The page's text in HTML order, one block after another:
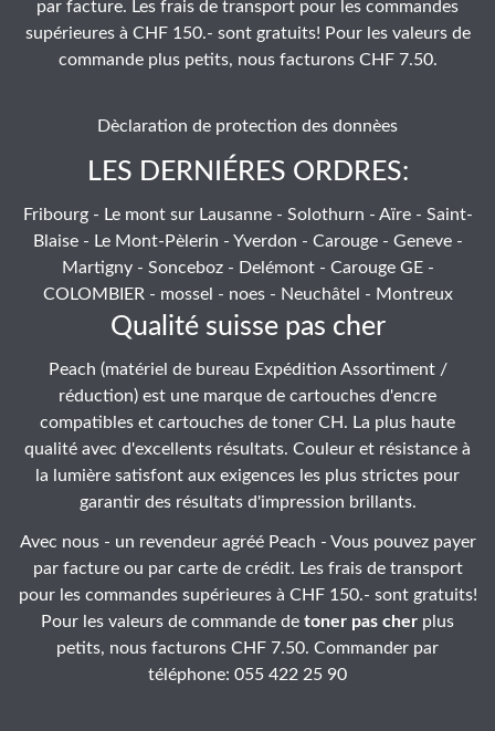
par facture. Les frais de transport pour les commandes
supérieures à CHF 150.- sont gratuits! Pour les valeurs de
commande plus petits, nous facturons CHF 7.50.
Dèclaration de protection des donnèes
LES DERNIÉRES ORDRES:
Fribourg - Le mont sur Lausanne - Solothurn - Aïre - Saint-
Blaise - Le Mont-Pèlerin - Yverdon - Carouge - Geneve -
Martigny - Sonceboz - Delémont - Carouge GE -
COLOMBIER - mossel - noes - Neuchâtel - Montreux
Qualité suisse pas cher
Peach (matériel de bureau Expédition Assortiment /
réduction) est une marque de cartouches d'encre
compatibles et cartouches de toner CH. La plus haute
qualité avec d'excellents résultats. Couleur et résistance à
la lumière satisfont aux exigences les plus strictes pour
garantir des résultats d'impression brillants.
Avec nous - un revendeur agréé Peach - Vous pouvez payer
par facture ou par carte de crédit. Les frais de transport
pour les commandes supérieures à CHF 150.- sont gratuits!
Pour les valeurs de commande de toner pas cher plus
petits, nous facturons CHF 7.50. Commander par
téléphone: 055 422 25 90